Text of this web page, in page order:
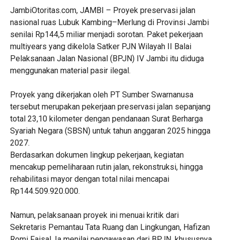
JambiOtoritas.com, JAMBI – Proyek preservasi jalan
nasional ruas Lubuk Kambing–Merlung di Provinsi Jambi
senilai Rp144,5 miliar menjadi sorotan. Paket pekerjaan
multiyears yang dikelola Satker PJN Wilayah II Balai
Pelaksanaan Jalan Nasional (BPJN) IV Jambi itu diduga
menggunakan material pasir ilegal.
Proyek yang dikerjakan oleh PT Sumber Swarnanusa
tersebut merupakan pekerjaan preservasi jalan sepanjang
total 23,10 kilometer dengan pendanaan Surat Berharga
Syariah Negara (SBSN) untuk tahun anggaran 2025 hingga
2027.
‎Berdasarkan dokumen lingkup pekerjaan, kegiatan
mencakup pemeliharaan rutin jalan, rekonstruksi, hingga
rehabilitasi mayor dengan total nilai mencapai
Rp144.509.920.000.
Namun, pelaksanaan proyek ini menuai kritik dari
Sekretaris Pemantau Tata Ruang dan Lingkungan, Hafizan